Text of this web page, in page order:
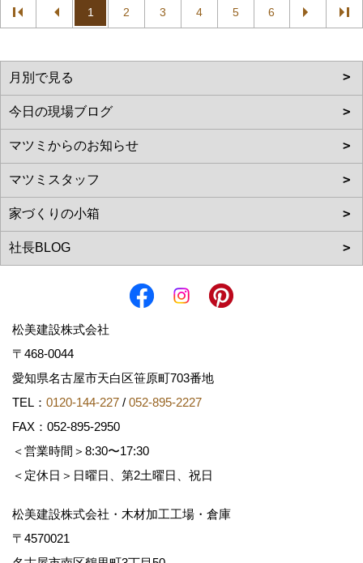
1 2 3 4 5 6
松美建設株式会社
〒468-0044
愛知県名古屋市天白区笹原町703番地
TEL： 0120-144-227 / 052-895-2227
FAX：052-895-2950
＜営業時間＞8:30〜17:30
＜定休日＞日曜日、第2土曜日、祝日
松美建設株式会社・木材加工工場・倉庫
〒4570021